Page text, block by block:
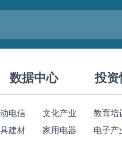
数据中心 投资
电信 文化产业 教育培
建材 家用电器 电子产